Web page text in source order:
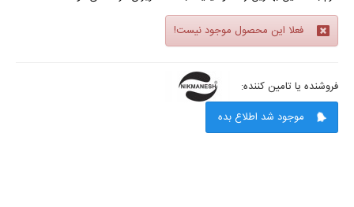
فعلا این محصول موجود نیست!
فروشنده یا تامین کننده:
موجود شد اطلاع بده